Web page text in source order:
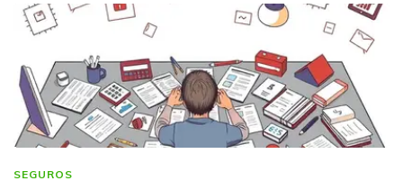
SEGUROS